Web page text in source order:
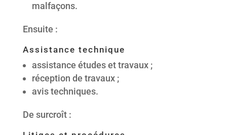
malfaçons.
Ensuite :
Assistance technique
assistance études et travaux ;
réception de travaux ;
avis techniques.
De surcroît :